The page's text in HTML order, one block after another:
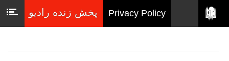
پخش زنده رادیو Privacy Policy